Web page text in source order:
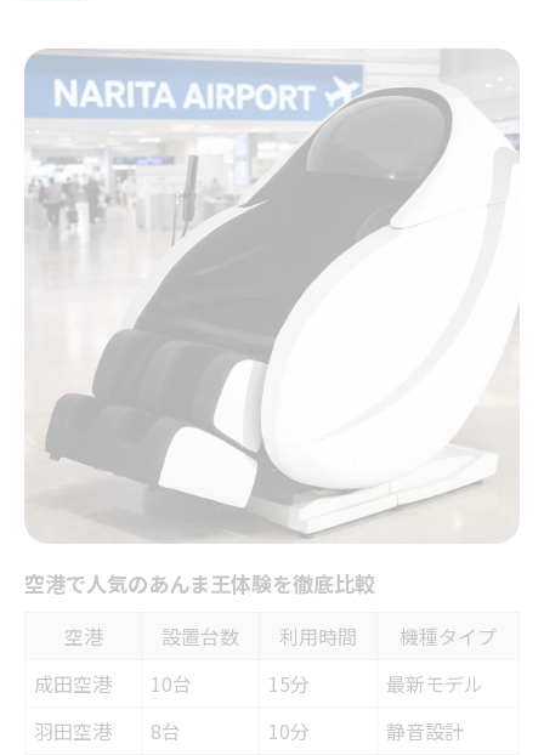
複合施設におけるあんま王導入事例
レンタル会社のサービス比較ポイント
休憩室に最適なあんま王導入のポイント
休憩室に適したあんま王の選び方
導入時に押さえたいレンタル会社の特徴
人気の休憩室で注目されるあんま王効果
短期レンタルと長期導入の違い
あんま王設置で利用満足度アップの秘訣
利用時に知っておきたいあんま王の効果と注意
点
あんま王の効果を最大限に引き出す方法
使いすぎによる健康リスクと対策
安全に利用するための重要ポイント
休憩室での適切な利用時間とは
空港でのあんま王利用時の注意事項
人気のあんま王を賢くレンタルするヒント
個人利用と業務用レンタルの違い解説
口コミを参考にしたあんま王選択術
空港で人気のあんま王体験を徹底比較
空港 設置台数 利用時間
機種タイプ
成田空港
10台 15分
最新モデル
羽田空港
8台 10分
静音設計